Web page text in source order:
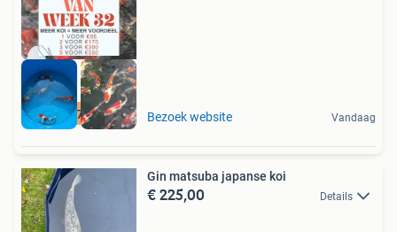
Vanaf 70 euro Bezoek website Vandaag
Gin matsuba japanse koi
€ 225,00 Details